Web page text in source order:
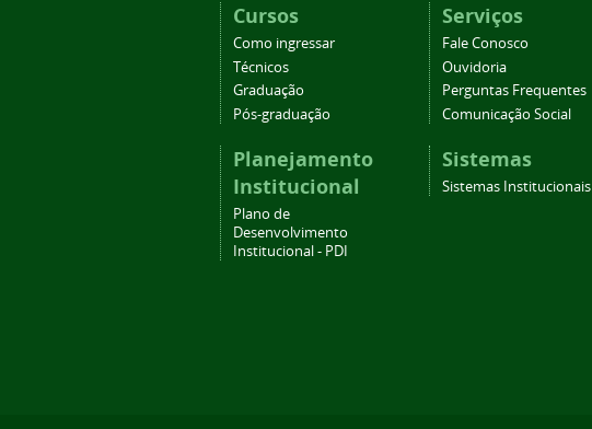
Cursos
Como ingressar
Técnicos
Graduação
Pós-graduação
Planejamento
Institucional
Plano de
Desenvolvimento
Institucional - PDI
Serviços
Fale Conosco
Ouvidoria
Perguntas Frequentes
Comunicação Social
Sistemas
Sistemas Institucionais